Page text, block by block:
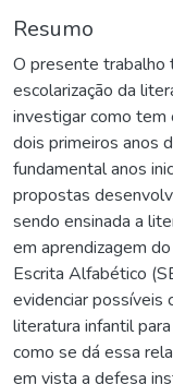
Resumo
O presente trabalho
escolarização da
investigar como tem
dois primeiros anos
fundamental anos
propostas
sendo ensinada a
em aprendizagem
Escrita Alfabético
evidenciar possíveis
literatura infantil
como se dá essa
em vista a defesa